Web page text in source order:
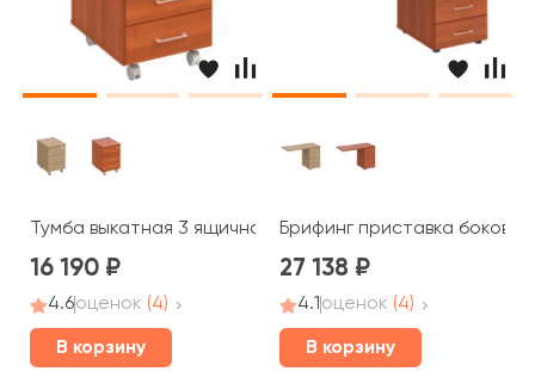
Тумба выкатная 3 ящичная с центральным замком ПТ
16 190
4.6оценок (4)
В корзину
Брифинг приставка
27 138
4.1оценок (4)
В корзину